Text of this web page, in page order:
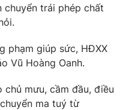
trái phép chất
phạm giúp sức, HĐXX
Vũ Hoàng Oanh.
mưu, cầm đầu, điều
ma tuý từ